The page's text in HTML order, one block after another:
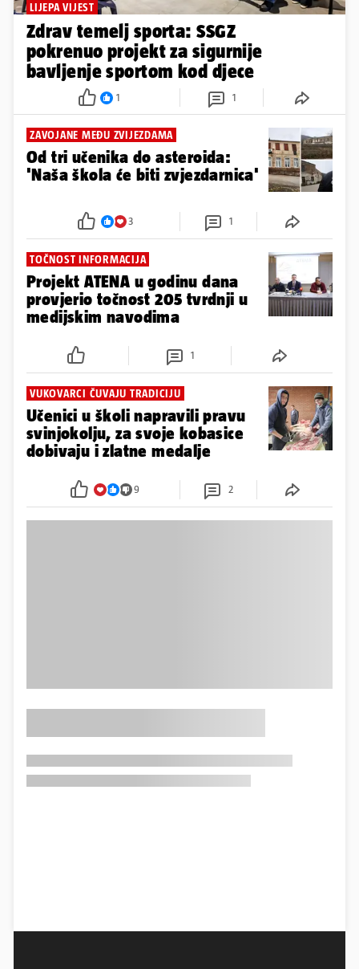
LIJEPA VIJEST
Zdrav temelj sporta: SSGZ
pokrenuo projekt za sigurnije
bavljenje sportom kod djece
1 1
ZAVOJANE MEĐU ZVIJEZDAMA
Od tri učenika do asteroida:
'Naša škola će biti zvjezdarnica'
3 1
TOČNOST INFORMACIJA
Projekt ATENA u godinu dana
provjerio točnost 205 tvrdnji u
medijskim navodima
1
VUKOVARCI ČUVAJU TRADICIJU
Učenici u školi napravili pravu
svinjokolju, za svoje kobasice
dobivaju i zlatne medalje
9 2